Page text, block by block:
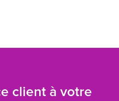
client à votre